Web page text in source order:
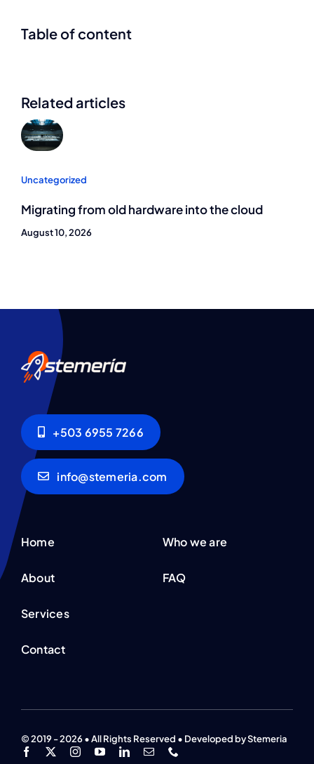
Table of content
Related articles
Uncategorized
Migrating from old hardware into the cloud
August 10, 2026
+503 6955 7266
info@stemeria.com
Home
About
Services
Contact
Who we are
FAQ
© 2019 - 2026 • All Rights Reserved • Developed by Stemeria